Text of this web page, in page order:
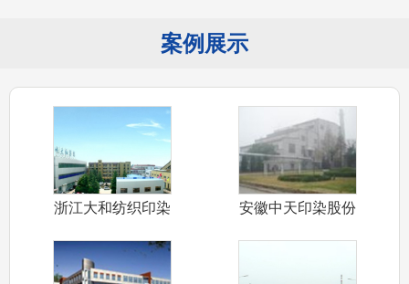
案例展示
浙江大和纺织印染
安徽中天印染股份